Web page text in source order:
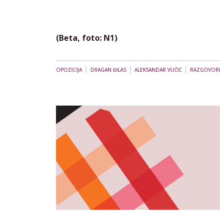
(Beta, foto: N1)
OPOZICIJA| DRAGAN ĐILAS | ALEKSANDAR VUČIĆ | RAZGOVORI